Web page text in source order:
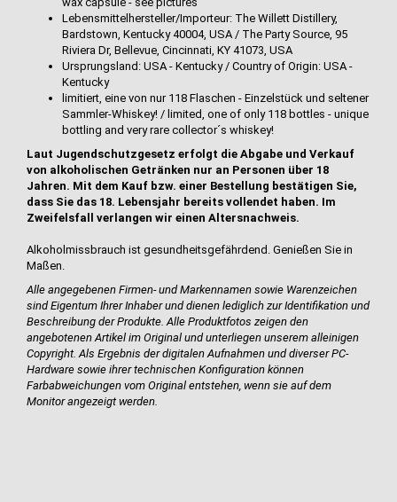
Lebensmittelhersteller/Importeur: The Willett Distillery,
Bardstown, Kentucky 40004, USA / The Party Source, 95
Riviera Dr, Bellevue, Cincinnati, KY 41073, USA
Ursprungsland: USA - Kentucky / Country of Origin: USA -
Kentucky
limitiert, eine von nur 118 Flaschen - Einzelstück und seltener
Sammler-Whiskey! / limited, one of only 118 bottles - unique
bottling and very rare collector´s whiskey!
Laut Jugendschutzgesetz erfolgt die Abgabe und Verkauf
von alkoholischen Getränken nur an Personen über 18
Jahren. Mit dem Kauf bzw. einer Bestellung bestätigen Sie,
dass Sie das 18. Lebensjahr bereits vollendet haben. Im
Zweifelsfall verlangen wir einen Altersnachweis.
Alkoholmissbrauch ist gesundheitsgefährdend. Genießen Sie in
Maßen.
Alle angegebenen Firmen- und Markennamen sowie Warenzeichen
sind Eigentum Ihrer Inhaber und dienen lediglich zur Identifikation und
Beschreibung der Produkte.Alle Produktfotos zeigen den
angebotenen Artikel im Original und unterliegen unserem alleinigen
Copyright. Als Ergebnis der digitalen Aufnahmen und diverser PC-
Hardware sowie ihrer technischen Konfiguration können
Farbabweichungen vom Original entstehen, wenn sie auf dem
Monitor angezeigt werden.